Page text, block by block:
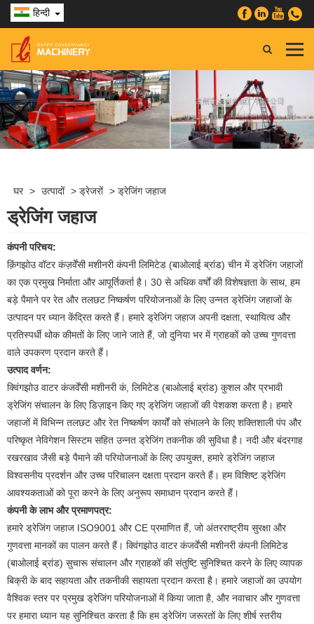
हिन्दी
घर > उत्पादों > ड्रेजरों > ड्रेजिंग जहाज
ड्रेजिंग जहाज
कंपनी परिचय:
क़िंगझोउ वॉटर कंज़र्वेंसी मशीनरी कंपनी लिमिटेड (बाओलाई ब्रांड) चीन में ड्रेजिंग जहाजों
का एक प्रमुख निर्माता और आपूर्तिकर्ता है। 30 से अधिक वर्षों की विशेषज्ञता के साथ, हम
बड़े पैमाने पर रेत और तलछट निष्कर्षण परियोजनाओं के लिए उन्नत ड्रेजिंग जहाजों के
उत्पादन पर ध्यान केंद्रित करते हैं। हमारे ड्रेजिंग जहाज अपनी दक्षता, स्थायित्व और
प्रतिस्पर्धी थोक कीमतों के लिए जाने जाते हैं, जो दुनिया भर में ग्राहकों को उच्च गुणवत्ता
वाले उपकरण प्रदान करते हैं।
उत्पाद वर्णन:
क्विंगझोउ वाटर कंजर्वेंसी मशीनरी कं, लिमिटेड (बाओलाई ब्रांड) कुशल और प्रभावी
ड्रेजिंग संचालन के लिए डिज़ाइन किए गए ड्रेजिंग जहाजों की पेशकश करता है। हमारे
जहाजों में विभिन्न तलछट और रेत निष्कर्षण कार्यों को संभालने के लिए शक्तिशाली पंप और
परिष्कृत नेविगेशन सिस्टम सहित उन्नत ड्रेजिंग तकनीक की सुविधा है। नदी और बंदरगाह
रखरखाव जैसी बड़े पैमाने की परियोजनाओं के लिए उपयुक्त, हमारे ड्रेजिंग जहाज
विश्वसनीय प्रदर्शन और उच्च परिचालन दक्षता प्रदान करते हैं। हम विशिष्ट ड्रेजिंग
आवश्यकताओं को पूरा करने के लिए अनुरूप समाधान प्रदान करते हैं।
कंपनी के लाभ और प्रमाणपत्र:
हमारे ड्रेजिंग जहाज ISO9001 और CE प्रमाणित हैं, जो अंतरराष्ट्रीय सुरक्षा और
गुणवत्ता मानकों का पालन करते हैं। क्विंगझोउ वाटर कंजर्वेंसी मशीनरी कंपनी लिमिटेड
(बाओलाई ब्रांड) सुचारू संचालन और ग्राहकों की संतुष्टि सुनिश्चित करने के लिए व्यापक
बिक्री के बाद सहायता और तकनीकी सहायता प्रदान करता है। हमारे जहाजों का उपयोग
वैश्विक स्तर पर प्रमुख ड्रेजिंग परियोजनाओं में किया जाता है, और नवाचार और गुणवत्ता
पर हमारा ध्यान यह सुनिश्चित करता है कि हम ड्रेजिंग जरूरतों के लिए शीर्ष स्तरीय